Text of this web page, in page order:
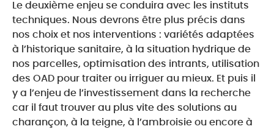
Le deuxième enjeu se conduira avec les instituts
techniques. Nous devrons être plus précis dans
nos choix et nos interventions : variétés adaptées
à l’historique sanitaire, à la situation hydrique de
nos parcelles, optimisation des intrants, utilisation
des OAD pour traiter ou irriguer au mieux. Et puis il
y a l’enjeu de l’investissement dans la recherche
car il faut trouver au plus vite des solutions au
charançon, à la teigne, à l’ambroisie ou encore à